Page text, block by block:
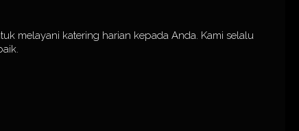
melayani katering harian kepada Anda. Kami selalu